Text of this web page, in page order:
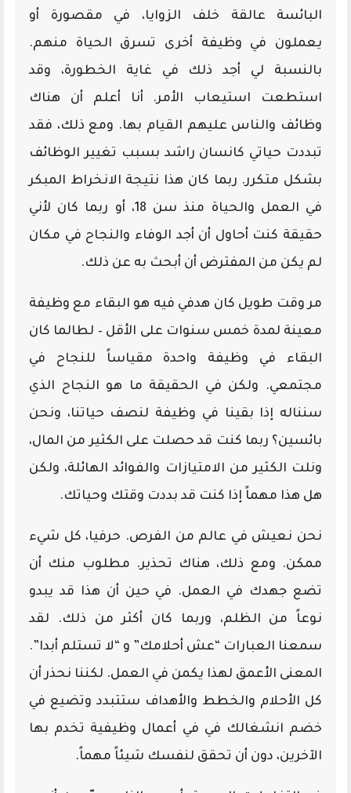
البائسة عالقة خلف الزوايا، في مقصورة أو
يعملون في وظيفة أخرى تسرق الحياة منهم.
بالنسبة لي أجد ذلك في غاية الخطورة، وقد
استطعت استيعاب الأمر. أنا أعلم أن هناك
وظائف والناس عليهم القيام بها. ومع ذلك، فقد
تبددت حياتي كانسان راشد بسبب تغيير الوظائف
بشكل متكرر. ربما كان هذا نتيجة الانخراط المبكر
في العمل والحياة منذ سن 18، أو ربما كان لأني
حقيقة كنت أحاول أن أجد الوفاء والنجاح في مكان
لم يكن من المفترض أن أبحث به عن ذلك.
مر وقت طويل كان هدفي فيه هو البقاء مع وظيفة
معينة لمدة خمس سنوات على الأقل – لطالما كان
البقاء في وظيفة واحدة مقياساً للنجاح في
مجتمعي. ولكن في الحقيقة ما هو النجاح الذي
سنناله إذا بقينا في وظيفة لنصف حياتنا، ونحن
بائسين؟ ربما كنت قد حصلت على الكثير من المال،
ونلت الكثير من الامتيازات والفوائد الهائلة، ولكن
هل هذا مهماً إذا كنت قد بددت وقتك وحياتك.
نحن نعيش في عالم من الفرص. حرفيا، كل شيء
ممكن. ومع ذلك، هناك تحذير. مطلوب منك أن
تضع جهدك في العمل. في حين أن هذا قد يبدو
نوعاً من الظلم، وربما كان أكثر من ذلك. لقد
سمعنا العبارات “عش أحلامك” و “لا تستلم أبدا”.
المعنى الأعمق لهذا يكمن في العمل. لكننا نحذر أن
كل الأحلام والخطط والأهداف ستتبدد وتضيع في
خضم انشغالك في في أعمال وظيفية تخدم بها
الآخرين، دون أن تحقق لنفسك شيئاً مهماً.